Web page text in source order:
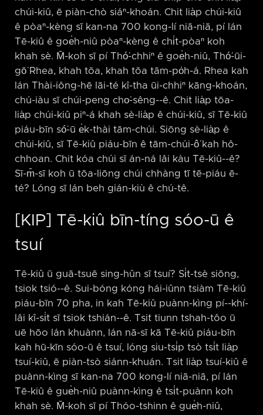
chúi-kiû, ē piàn-chò siáⁿ-khoán. Chit lia̍p chúi-kiû
ê pòaⁿ-kèng sī kan-na 700 kong-lí niā-niā, pí lán
Tē-kiû ê goe̍h-niû pòaⁿ-kèng ê chi̍t-pòaⁿ koh
khah sè. M̄-koh sī pí Thó͘-chhiⁿ ê goe̍h-niû, Thó͘-ūi-
gō͘ Rhea, khah tōa, khah tōa tām-po̍h-á. Rhea kah
lán Thài-iông-hē lāi-té kî-tha ūi-chhiⁿ kāng-khoán,
chú-iàu sī chúi-peng cho͘-sêng-⁠-ê. Chit lia̍p tōa-
lia̍p chúi-kiû piⁿ-á khah sè-lia̍p ê chúi-kiû, sī Tē-kiû
piáu-bīn só͘-ū e̍k-thài tām-chúi. Siōng sè-lia̍p ê
chúi-kiû, sī Tē-kiû piáu-bīn ê tām-chúi-ô͘ kah hô-
chhoan. Chit kóa chúi sī án-ná lâi kàu Tē-kiû-⁠-ê?
Sī-m̄-sī koh ū tōa-liōng chúi chhàng tī tē-piáu ē-
té? Lóng sī lán beh gián-kiù ê chú-tê.
[KIP] Tē-kiû bīn-tíng sóo-ū ê
tsuí
Tē-kiû ū guā-tsuē sing-hûn sī tsuí? Si̍t-tsè siōng,
tsiok tsió-⁠-ê. Sui-bóng kóng hái-iûnn tsiàm Tē-kiû
piáu-bīn 70 pha, in kah Tē-kiû puànn-kìng pí-⁠-khí-
lâi kî-si̍t sī tsiok tshián-⁠-ê. Tsit tiunn tshah-tôo ū
uē hōo lán khuànn, lán nā-sī kā Tē-kiû piáu-bīn
kah hū-kīn sóo-ū ê tsuí, lóng siu-tsi̍p tsò tsi̍t lia̍p
tsuí-kiû, ē piàn-tsò siánn-khuán. Tsit lia̍p tsuí-kiû ê
puànn-kìng sī kan-na 700 kong-lí niā-niā, pí lán
Tē-kiû ê gue̍h-niû puànn-kìng ê tsi̍t-puànn koh
khah sè. M̄-koh sī pí Thóo-tshinn ê gue̍h-niû,